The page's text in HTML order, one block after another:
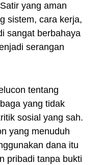
yang aman
sistem, cara kerja,
sangat berbahaya
serangan
tentang
yang tidak
sosial yang sah.
yang menuduh
dana itu
pribadi tanpa bukti